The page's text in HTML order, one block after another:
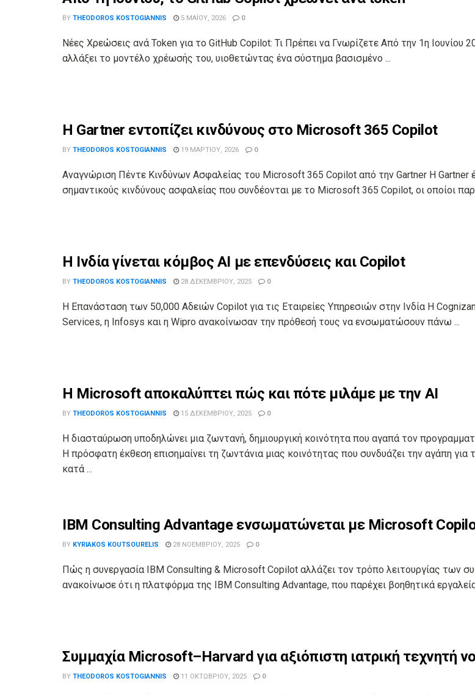
BY THEODOROS KOSTOGIANNIS 5 ΜΑΪ́ΟΥ, 2026 0
Νέες Χρεώσεις ανά Token για το GitHub Copilot: Τι Πρέπει να Γνωρίζετε Από την 1η Ιουνίου
αλλάξει το μοντέλο χρέωσής του, υιοθετώντας ένα σύστημα βασισμένο ...
Η Gartner εντοπίζει κινδύνους στο Microsoft 365 Copilot
BY THEODOROS KOSTOGIANNIS 19 ΜΑΡΤΊΟΥ, 2026 0
Αναγνώριση Πέντε Κινδύνων Ασφαλείας του Microsoft 365 Copilot από την Gartner Η Gartner
σημαντικούς κινδύνους ασφαλείας που συνδέονται με το Microsoft 365 Copilot, οι οποίοι
Η Ινδία γίνεται κόμβος AI με επενδύσεις και Copilot
BY THEODOROS KOSTOGIANNIS 28 ΔΕΚΕΜΒΡΊΟΥ, 2025 0
Η Επανάσταση των 50,000 Αδειών Copilot για τις Εταιρείες Υπηρεσιών στην Ινδία Η
Services, η Infosys και η Wipro ανακοίνωσαν την πρόθεσή τους να ενσωματώσουν πάνω ...
Η Microsoft αποκαλύπτει πώς και πότε μιλάμε με την AI
BY THEODOROS KOSTOGIANNIS 15 ΔΕΚΕΜΒΡΊΟΥ, 2025 0
Η διασταύρωση υποδηλώνει μια ζωντανή, δημιουργική κοινότητα που αγαπά τον
Η πρόσφατη έκθεση επισημαίνει τη ζωντάνια μιας κοινότητας που συνδυάζει την αγάπη για
κατά ...
IBM Consulting Advantage ενσωματώνεται με Microsoft
BY KYRIAKOS KOUTSOURELIS 28 ΝΟΕΜΒΡΊΟΥ, 2025 0
Πώς η συνεργασία IBM Consulting & Microsoft Copilot αλλάζει τον τρόπο λειτουργίας των
ανακοίνωσε ότι η πλατφόρμα της IBM Consulting Advantage, που παρέχει βοηθητικά
Συμμαχία Microsoft–Harvard για αξιόπιστη ιατρική τεχνητή
BY THEODOROS KOSTOGIANNIS 11 ΟΚΤΩΒΡΊΟΥ, 2025 0